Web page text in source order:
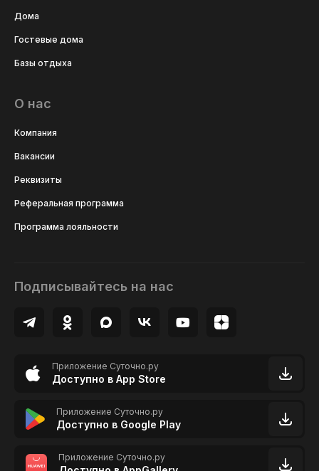
Дома
Гостевые дома
Базы отдыха
О нас
Компания
Вакансии
Реквизиты
Реферальная программа
Программа лояльности
Подписывайтесь на нас
Приложение Суточно.ру
Доступно в App Store
Приложение Суточно.ру
Доступно в Google Play
Приложение Суточно.ру